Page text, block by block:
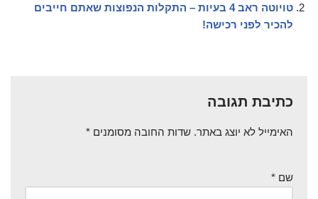
טויוטה ראב 4 בעיות – התקלות הנפוצות שאתם חייבים
להכיר לפני רכישה!
כתיבת תגובה
האימייל לא יוצג באתר. שדות החובה מסומנים *
שם *